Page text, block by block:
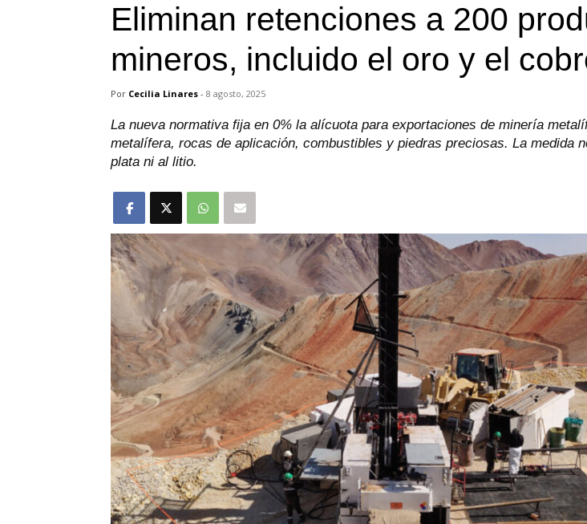
Eliminan retenciones a 200
mineros, incluido el oro y el
Por Cecilia Linares - 8 agosto, 2025
La nueva normativa fija en 0% la alícuota para exportaciones de minería
metalífera, rocas de aplicación, combustibles y piedras preciosas. La medida
plata ni al litio.